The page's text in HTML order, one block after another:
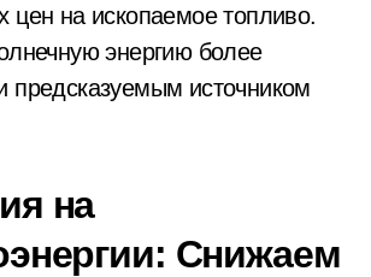
цен на ископаемое топливо.
энергию более
предсказуемым источником
на
Снижаем